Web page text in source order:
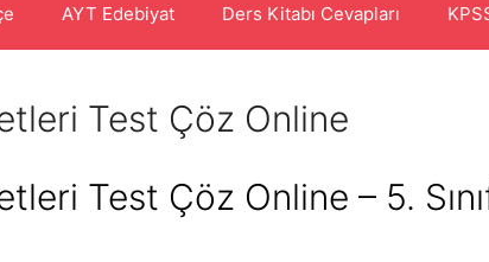
AYT Edebiyat Ders Kitabı Cevapları
Test Çöz Online
Test Çöz Online – 5.